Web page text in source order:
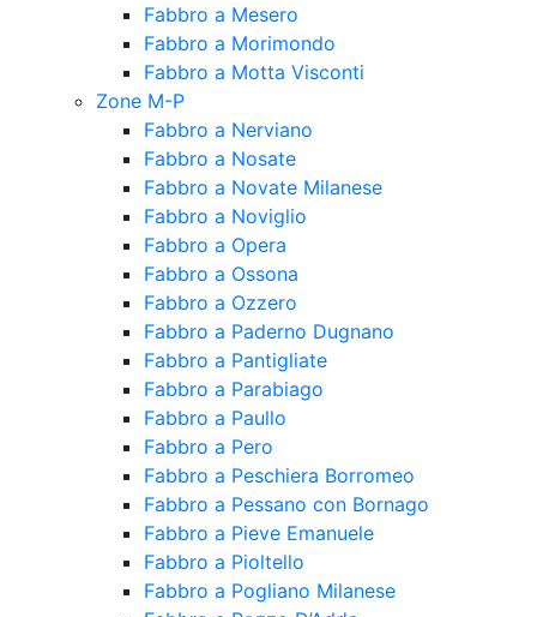
Fabbro a Mesero
Fabbro a Morimondo
Fabbro a Motta Visconti
Zone M-P
Fabbro a Nerviano
Fabbro a Nosate
Fabbro a Novate Milanese
Fabbro a Noviglio
Fabbro a Opera
Fabbro a Ossona
Fabbro a Ozzero
Fabbro a Paderno Dugnano
Fabbro a Pantigliate
Fabbro a Parabiago
Fabbro a Paullo
Fabbro a Pero
Fabbro a Peschiera Borromeo
Fabbro a Pessano con Bornago
Fabbro a Pieve Emanuele
Fabbro a Pioltello
Fabbro a Pogliano Milanese